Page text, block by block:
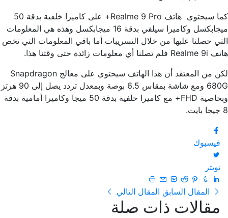
كما سيحتوي هاتف Realme 9 Pro+ على كاميرا خلفية بدقة 50
ميجابكسل وكاميرا سيلفي بدقة 16 ميجابكسل وهذه هي المعلومات
التي حصلنا عليها من خلال التسريبات أما باقي المعلومات التي تخص
هاتف Realme 9i فلم تصلنا أي معلومات زائدة حتى وقتنا هذا.
لكن من المعتقد أن هذا الهاتف سيحتوي على معالج Snapdragon
680G ومع شاشة بمقاس 6.5 بوصة وبمعدل تردد يصل إلى 90 هرتز
وبخاصية FHD+ مع كاميرا خلفية بدقة 50 ميجا وكاميرا أمامية بدقة
8 جيجا بايت.
فيسبوك
تويتر
المقال السابق المقال التالي
مقالات ذات صلة